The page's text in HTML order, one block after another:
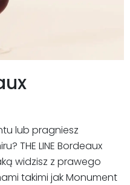
lub pragniesz
THE LINE Bordeaux
widzisz z prawego
takimi jak Monument